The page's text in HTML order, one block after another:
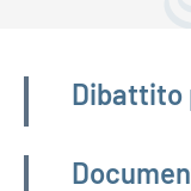
Dibattito